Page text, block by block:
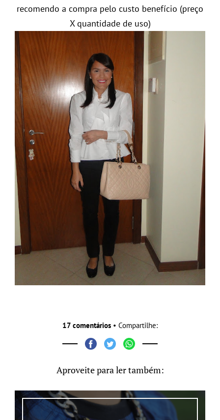
recomendo a compra pelo custo benefício (preço
X quantidade de uso)
17 comentários • Compartilhe:
Aproveite para ler também: